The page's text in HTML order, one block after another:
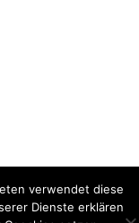
verwendet diese
Dienste erklären